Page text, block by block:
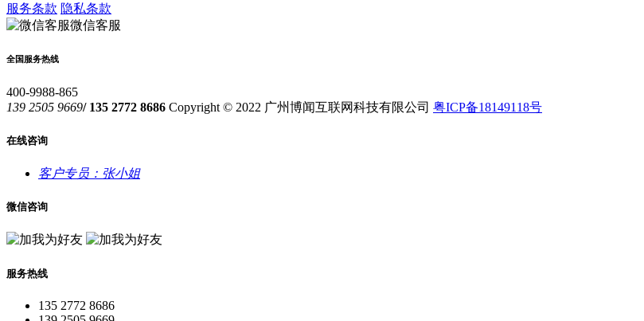
服务条款 隐私条款
微信客服
全国服务热线
400-9988-865
139 2505 9669/ 135 2772 8686 Copyright © 2022 广州博闻互联网科技有限公司 粤ICP备18149118号
在线咨询
客户专员：张小姐
微信咨询
服务热线
135 2772 8686